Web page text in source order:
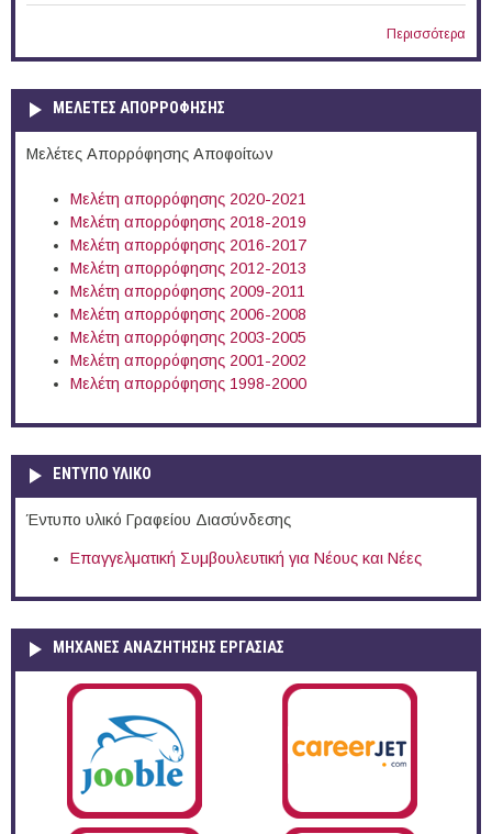
Περισσότερα
ΜΕΛΕΤΕΣ ΑΠΟΡΡΟΦΗΣΗΣ
Μελέτες Απορρόφησης Αποφοίτων
Μελέτη απορρόφησης 2020-2021
Μελέτη απορρόφησης 2018-2019
Μελέτη απορρόφησης 2016-2017
Μελέτη απορρόφησης 2012-2013
Μελέτη απορρόφησης 2009-2011
Μελέτη απορρόφησης 2006-2008
Μελέτη απορρόφησης 2003-2005
Μελέτη απορρόφησης 2001-2002
Μελέτη απορρόφησης 1998-2000
ΕΝΤΥΠΟ ΥΛΙΚΟ
Έντυπο υλικό Γραφείου Διασύνδεσης
Επαγγελματική Συμβουλευτική για Νέους και Νέες
ΜΗΧΑΝΕΣ ΑΝΑΖΗΤΗΣΗΣ ΕΡΓΑΣΙΑΣ